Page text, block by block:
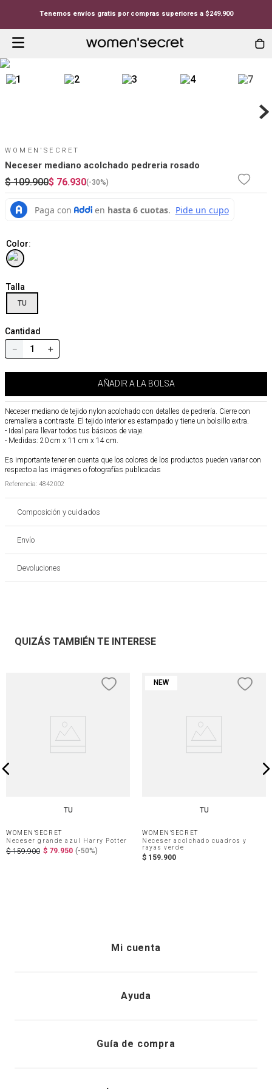
Tenemos envíos gratis por compras superiores a $249.900
WOMEN'SECRET
Neceser mediano acolchado pedreria rosado
$ 109.900$ 76.930(-30%)
Color:
Talla
TU
Cantidad
＋
－
AÑADIR A LA BOLSA
Neceser mediano de tejido nylon acolchado con detalles de pedrería. Cierre con
cremallera a contraste. El tejido interior es estampado y tiene un bolsillo extra.
- Ideal para llevar todos tus básicos de viaje.
- Medidas: 20 cm x 11 cm x 14 cm.
Es importante tener en cuenta que los colores de los productos pueden variar con
respecto a las imágenes o fotografías publicadas
Referencia: 4842002
Composición y cuidados
Envío
Devoluciones
QUIZÁS TAMBIÉN TE INTERESE
TU
WOMEN'SECRET
Neceser grande azul Harry Potter
$ 159.900 $ 79.950 (-50%)
NEW
TU
WOMEN'SECRET
Neceser acolchado cuadros y
rayas verde
$ 159.900
Mi cuenta
Registrarme
Ayuda
Envíanos un email
Guía de compra